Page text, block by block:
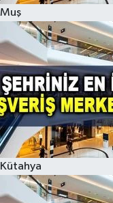
Muş
Kütahya